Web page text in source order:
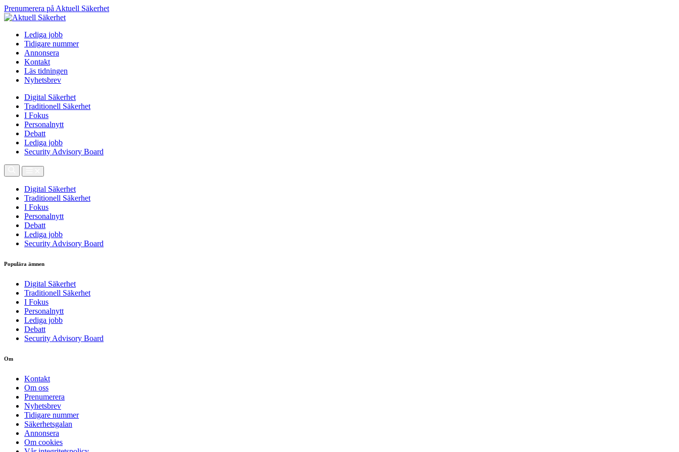
Prenumerera på Aktuell Säkerhet
Lediga jobb
Tidigare nummer
Annonsera
Kontakt
Läs tidningen
Nyhetsbrev
Digital Säkerhet
Traditionell Säkerhet
I Fokus
Personalnytt
Debatt
Lediga jobb
Security Advisory Board
Digital Säkerhet
Traditionell Säkerhet
I Fokus
Personalnytt
Debatt
Lediga jobb
Security Advisory Board
Populära ämnen
Digital Säkerhet
Traditionell Säkerhet
I Fokus
Personalnytt
Lediga jobb
Debatt
Security Advisory Board
Om
Kontakt
Om oss
Prenumerera
Nyhetsbrev
Tidigare nummer
Säkerhetsgalan
Annonsera
Om cookies